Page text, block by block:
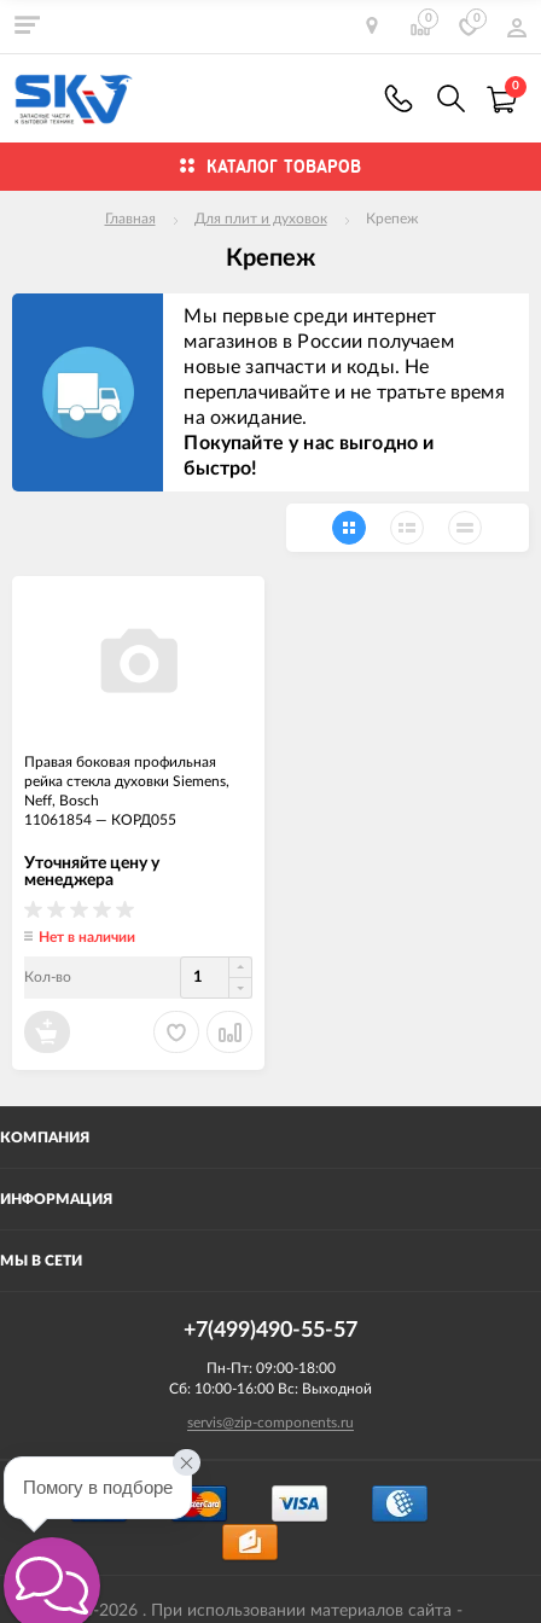
0 0
0
КАТАЛОГ ТОВАРОВ
Главная Для плит и духовок Крепеж
Крепеж
Мы первые среди интернет
магазинов в России получаем
новые запчасти и коды. Не
переплачивайте и не тратьте время
на ожидание.
Покупайте у нас выгодно и
быстро!
Правая боковая профильная
рейка стекла духовки Siemens,
Neff, Bosch
11061854 — КОРД055
Уточняйте цену у
менеджера
Нет в наличии
Кол-во
КОМПАНИЯ
ИНФОРМАЦИЯ
МЫ В СЕТИ
+7(499)490-55-57
Пн-Пт: 09:00-18:00
Сб: 10:00-16:00 Вс: Выходной
servis@zip-components.ru
2008-2026 . При использовании материалов сайта -
Помогу в подборе